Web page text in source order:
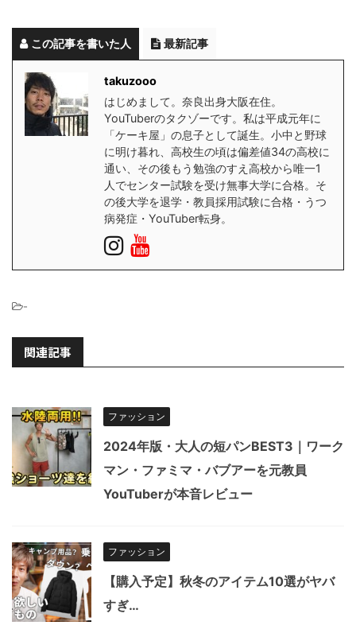
この記事を書いた人 最新記事
takuzooo
はじめまして。奈良出身大阪在住。
YouTuberのタクゾーです。私は平成元年に
「ケーキ屋」の息子として誕生。小中と野球
に明け暮れ、高校生の頃は偏差値34の高校に
通い、その後もう勉強のすえ高校から唯一1
人でセンター試験を受け無事大学に合格。そ
の後大学を退学・教員採用試験に合格・うつ
病発症・YouTuber転身。
-
関連記事
ファッション
2024年版・大人の短パンBEST3｜ワーク
マン・ファミマ・バブアーを元教員
YouTuberが本音レビュー
ファッション
【購入予定】秋冬のアイテム10選がヤバ
すぎ…